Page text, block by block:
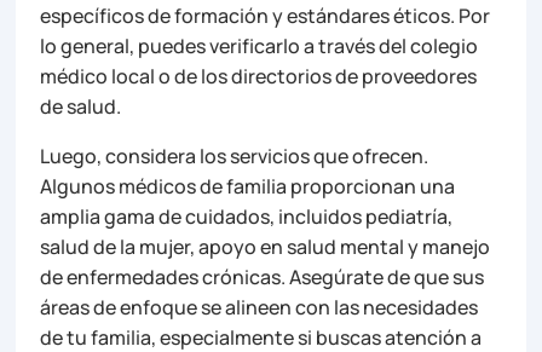
específicos de formación y estándares éticos. Por
lo general, puedes verificarlo a través del colegio
médico local o de los directorios de proveedores
de salud.
Luego, considera los servicios que ofrecen.
Algunos médicos de familia proporcionan una
amplia gama de cuidados, incluidos pediatría,
salud de la mujer, apoyo en salud mental y manejo
de enfermedades crónicas. Asegúrate de que sus
áreas de enfoque se alineen con las necesidades
de tu familia, especialmente si buscas atención a